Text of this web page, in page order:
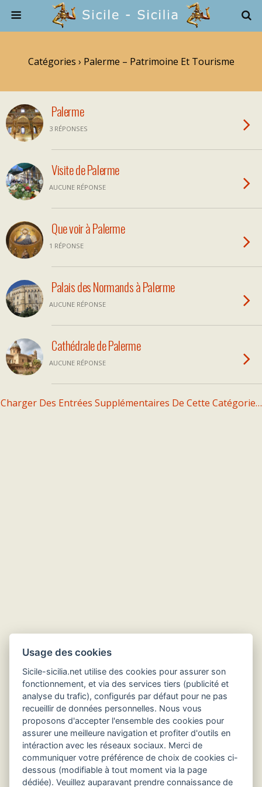
Catégories › Palerme – Patrimoine Et Tourisme
Palerme
3 RÉPONSES
Visite de Palerme
AUCUNE RÉPONSE
Que voir à Palerme
1 RÉPONSE
Palais des Normands à Palerme
AUCUNE RÉPONSE
Cathédrale de Palerme
AUCUNE RÉPONSE
Charger Des Entrées Supplémentaires De Cette Catégorie…
Hôtels en Sicile
Usage des cookies
Sicile-sicilia.net utilise des cookies pour assurer son
fonctionnement, et via des services tiers (publicité et
analyse du trafic), configurés par défaut pour ne pas
recueillir de données personnelles. Nous vous
proposons d'accepter l'ensemble des cookies pour
assurer une meilleure navigation et profiter d'outils en
intéraction avec les réseaux sociaux. Merci de
communiquer votre préférence de choix de cookies ci-
dessous (modifiable à tout moment via la page
dédiée). Veuillez auparavant prendre connaissance de